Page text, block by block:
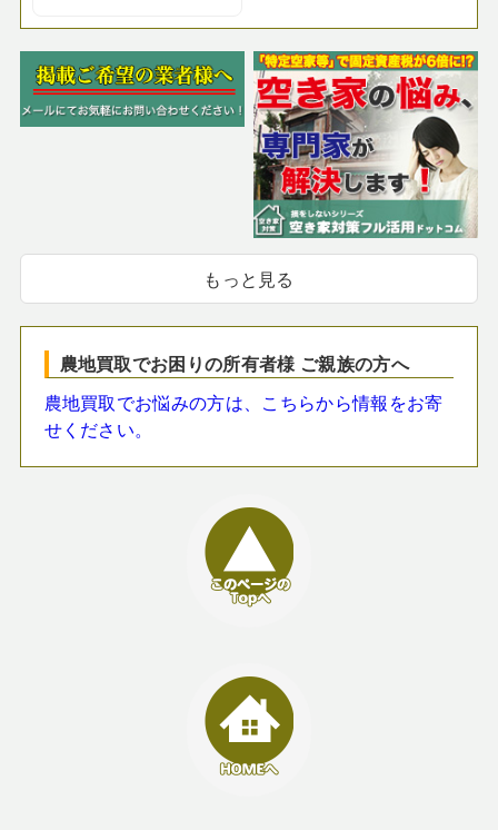
もっと見る
農地買取でお困りの所有者様 ご親族の方へ
農地買取でお悩みの方は、こちらから情報をお寄
せください。